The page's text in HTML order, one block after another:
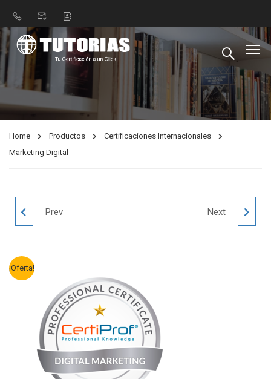
Home Productos
Certificaciones Internacionales
Marketing Digital
LEAD AUDITOR
Prev Next
¡Oferta!